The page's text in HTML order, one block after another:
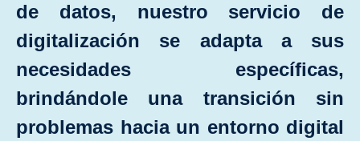
de datos, nuestro servicio de
digitalización se adapta a sus
necesidades especíﬁcas,
brindándole una transición sin
problemas hacia un entorno digital